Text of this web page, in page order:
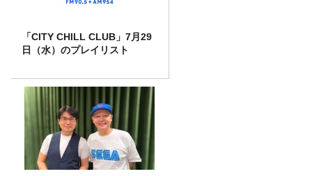
「CITY CHILL CLUB」7月29
日（水）のプレイリスト